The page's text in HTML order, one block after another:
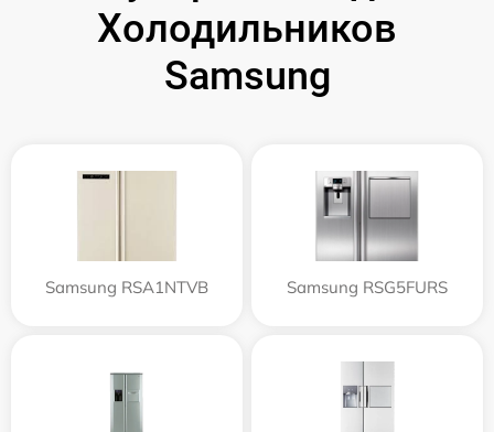
Холодильников
Samsung
Samsung RSA1NTVB Samsung RSG5FURS